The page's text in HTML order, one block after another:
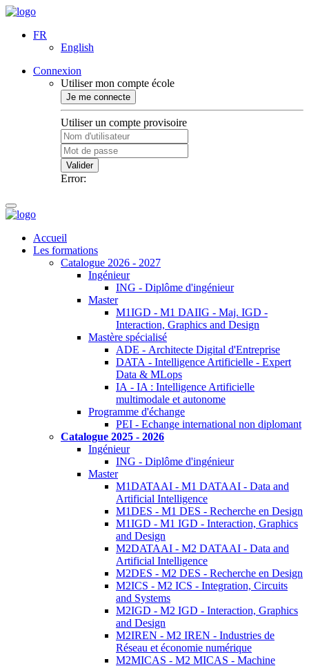
FR
English
Connexion
Utiliser mon compte école
Je me connecte
Utiliser un compte provisoire
Valider
Error:
Accueil
Les formations
Catalogue 2026 - 2027
Ingénieur
ING - Diplôme d'ingénieur
Master
M1IGD - M1 DAIIG - Maj. IGD -
Interaction, Graphics and Design
Mastère spécialisé
ADE - Architecte Digital d'Entreprise
DATA - Intelligence Artificielle - Expert
Data & MLops
IA - IA : Intelligence Artificielle
multimodale et autonome
Programme d'échange
PEI - Echange international non diplomant
Catalogue 2025 - 2026
Ingénieur
ING - Diplôme d'ingénieur
Master
M1DATAAI - M1 DATAAI - Data and
Artificial Intelligence
M1DES - M1 DES - Recherche en Design
M1IGD - M1 IGD - Interaction, Graphics
and Design
M2DATAAI - M2 DATAAI - Data and
Artificial Intelligence
M2DES - M2 DES - Recherche en Design
M2ICS - M2 ICS - Integration, Circuits
and Systems
M2IGD - M2 IGD - Interaction, Graphics
and Design
M2IREN - M2 IREN - Industries de
Réseau et économie numérique
M2MICAS - M2 MICAS - Machine